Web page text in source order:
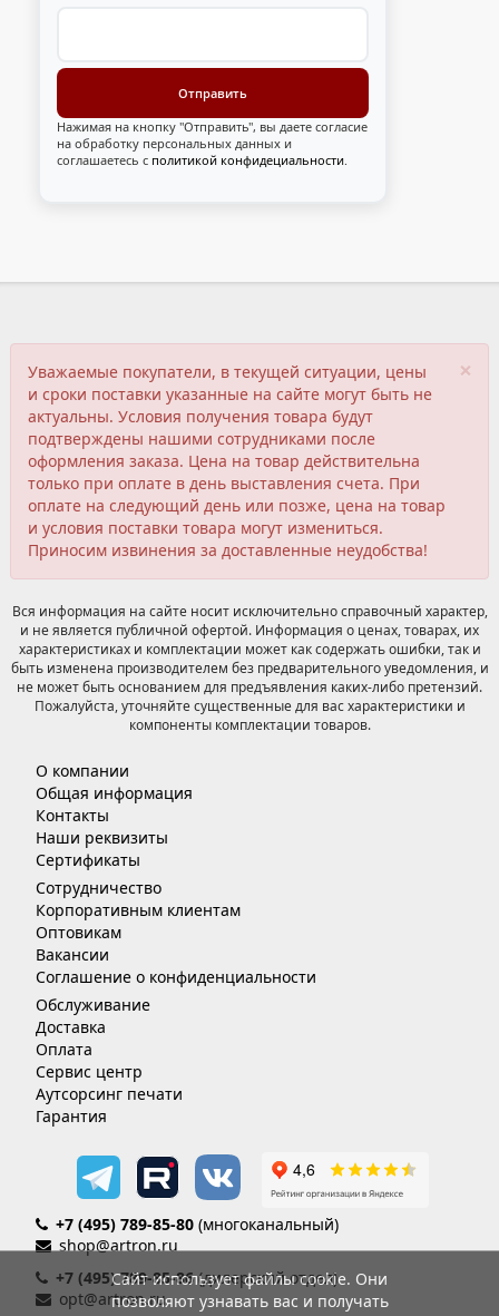
Нажимая на кнопку "Отправить", вы даете согласие
на обработку персональных данных и
соглашаетесь с политикой конфидециальности.
×
Уважаемые покупатели, в текущей ситуации, цены
и сроки поставки указанные на сайте могут быть не
актуальны. Условия получения товара будут
подтверждены нашими сотрудниками после
оформления заказа. Цена на товар действительна
только при оплате в день выставления счета. При
оплате на следующий день или позже, цена на товар
и условия поставки товара могут измениться.
Приносим извинения за доставленные неудобства!
Вся информация на сайте носит исключительно справочный характер,
и не является публичной офертой. Информация о ценах, товарах, их
характеристиках и комплектации может как содержать ошибки, так и
быть изменена производителем без предварительного уведомления, и
не может быть основанием для предъявления каких-либо претензий.
Пожалуйста, уточняйте существенные для вас характеристики и
компоненты комплектации товаров.
О компании
Общая информация
Контакты
Наши реквизиты
Сертификаты
Сотрудничество
Корпоративным клиентам
Оптовикам
Вакансии
Соглашение о конфиденциальности
Обслуживание
Доставка
Оплата
Сервис центр
Аутсорсинг печати
Гарантия
+7 (495) 789-85-80 (многоканальный)
shop@artron.ru
+7 (495) 789-85-86(дилерский отдел)
opt@artron.ru
Сайт использует файлы cookie. Они
позволяют узнавать вас и получать